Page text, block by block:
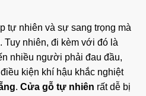
tự nhiên và sự sang trọng mà
Tuy nhiên, đi kèm với đó là
nhiều người phải đau đầu,
kiện khí hậu khắc nghiệt
. Cửa gỗ tự nhiên rất dễ bị